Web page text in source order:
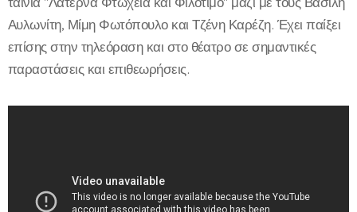
Αυλωνίτη, Μίμη Φωτόπουλο και Τζένη Καρέζη. Έχει παίξει
επίσης στην τηλεόραση και στο θέατρο σε σημαντικές
παραστάσεις και επιθεωρήσεις.